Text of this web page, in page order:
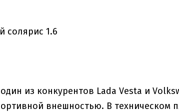
из конкурентов Lada Vesta и
внешностью. В техническом